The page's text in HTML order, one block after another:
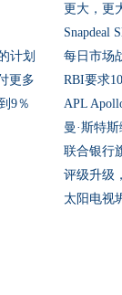
Snapdeal
计划
每日市场
更多
RBI要求
9％
APL
曼·斯特
联合银行
评级升级
太阳电视